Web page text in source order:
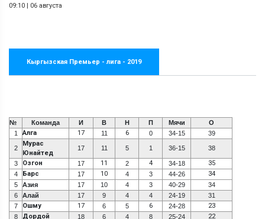
09:10 | 06 августа
Кыргызская Премьер - лига - 2019
№ Команда И В Н П Мячи
О
1
Алга 17 11 6 0 34-15 39
2
Мурас
Юнайтед
17 11 5 1 36-15 38
3 Озгон 17 11 2 4 34-18 35
4 Барс 17 10 4 3 44-26 34
5 Азия 17 10 4 3 40-29
34
6
Алай 17 9 4 4 24-19
31
7
Ошму 17 6 5 6 24-28 23
8 Дордой 18 6 4 8 25-24 22